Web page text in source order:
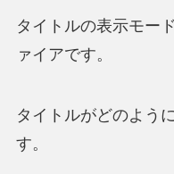
タイトルの表示モー
ァイアです。
タイトルがどのよう
す。